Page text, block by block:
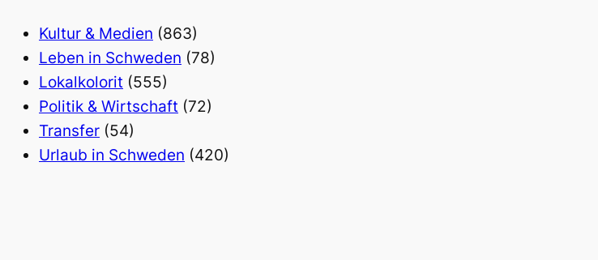
Kultur & Medien (863)
Leben in Schweden (78)
Lokalkolorit (555)
Politik & Wirtschaft (72)
Transfer (54)
Urlaub in Schweden (420)